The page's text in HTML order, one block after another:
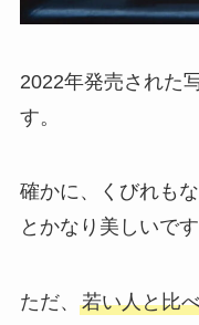
2022年発売された
す。
確かに、くびれも
とかなり美しいです
ただ、 若い人と比